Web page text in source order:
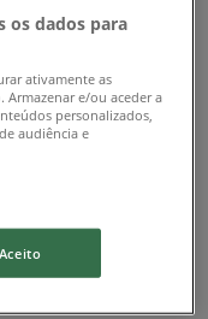
tecnológica
em todo o
os dados para
ativamente as
e/ou aceder a
personalizados,
audiência e
Aceito